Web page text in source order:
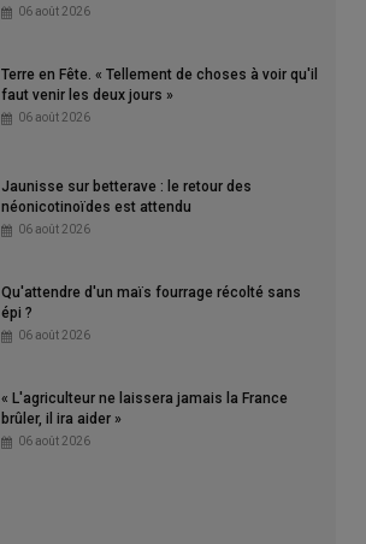
06 août 2026
Terre en Fête. « Tellement de choses à voir qu'il
faut venir les deux jours »
06 août 2026
Jaunisse sur betterave : le retour des
néonicotinoïdes est attendu
06 août 2026
Qu'attendre d'un maïs fourrage récolté sans
épi ?
06 août 2026
« L'agriculteur ne laissera jamais la France
brûler, il ira aider »
06 août 2026